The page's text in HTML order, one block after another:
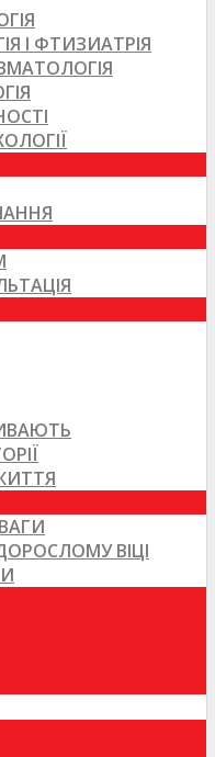
І ФТИЗИАТРІЯ
ВІЦІ